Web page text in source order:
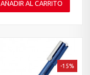
AÑADIR AL CARRITO
-15%